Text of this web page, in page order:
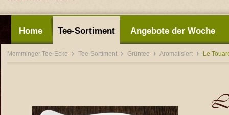
Home Tee-Sortiment Angebote der Woche
Memminger Tee-Ecke Tee-Sortiment Grüntee Aromatisiert Le